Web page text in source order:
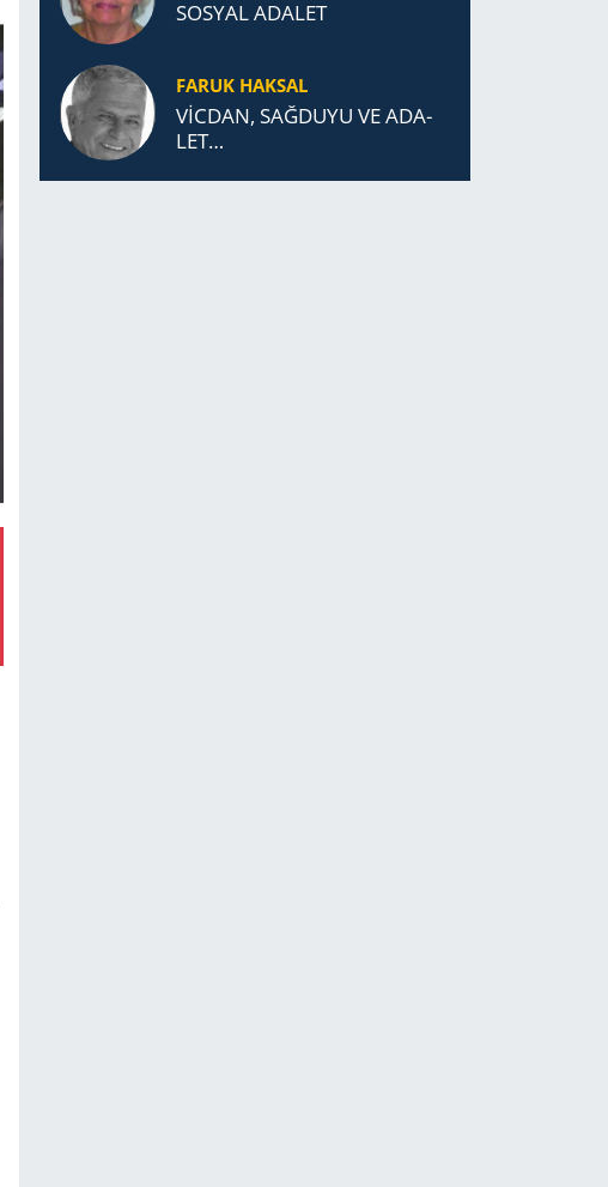
SOSYAL ADALET
FARUK HAKSAL
VİCDAN, SAĞ­DU­YU VE ADA­
LET…